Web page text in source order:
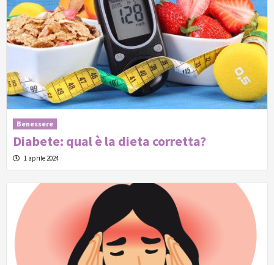
Benessere
Diabete: qual è la dieta corretta?
1 aprile 2024